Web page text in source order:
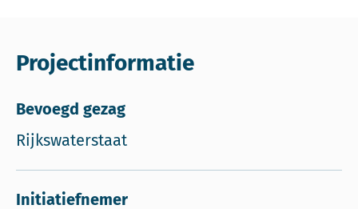
Projectinformatie
Bevoegd gezag
Rijkswaterstaat
Initiatiefnemer